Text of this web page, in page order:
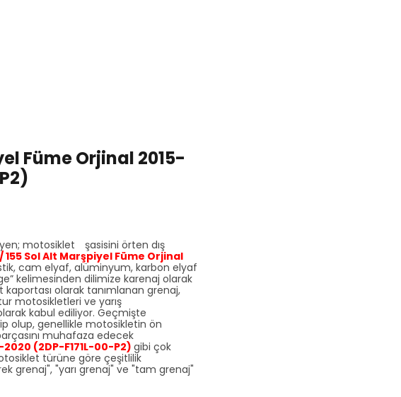
Füme Orjinal 2015-
motosiklet şasisini örten dış
155 Sol Alt Marşpiyel Füme Orjinal
cam elyaf, alüminyum, karbon elyaf
kelimesinden dilimize karenaj olarak
olarak tanımlanan grenaj,
motosikletleri ve yarış
kabul ediliyor. Geçmişte
olup, genellikle motosikletin ön
muhafaza edecek
(2DP-F171L-00-P2)gibi çok
türüne göre çeşitlilik
grenaj", "yarı grenaj" ve "tam grenaj"